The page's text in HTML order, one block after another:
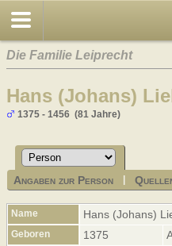
Die Familie Leiprecht
Hans (Johans)
1375 - 1456 (81 Jahre)
Angaben zur Person |
Name Hans (Johans)
Geboren 1375